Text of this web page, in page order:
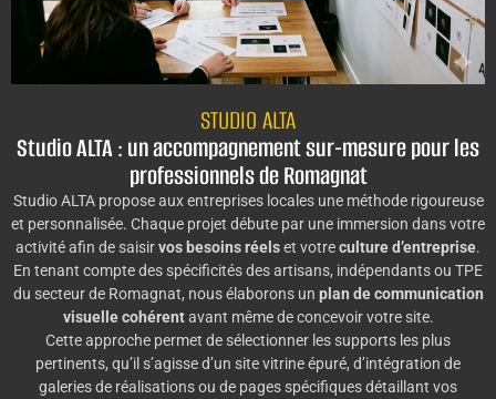
STUDIO ALTA
Studio ALTA : un accompagnement sur-mesure pour les
professionnels de Romagnat
Studio ALTA propose aux entreprises locales une méthode rigoureuse
et personnalisée. Chaque projet débute par une immersion dans votre
activité afin de saisirvos besoins réelset votreculture d’entreprise.
En tenant compte des spécificités des artisans, indépendants ou TPE
du secteur de Romagnat, nous élaborons un plan de communication
visuelle cohérentavant même de concevoir votre site.
Cette approche permet de sélectionner les supports les plus
pertinents, qu’il s’agisse d’un site vitrine épuré, d’intégration de
galeries de réalisations ou de pages spécifiques détaillant vos